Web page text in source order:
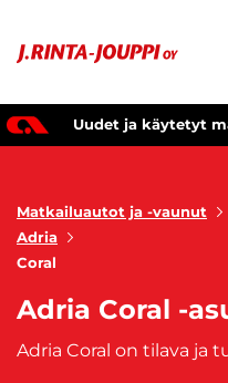
Uudet ja käytetyt
Matkailuautot ja -vaunut
Adria
Coral
Adria Coral -